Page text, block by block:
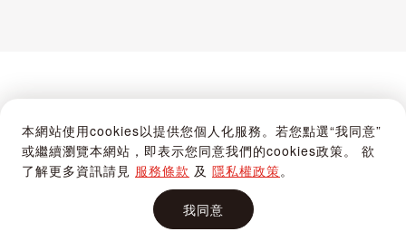
本網站使用cookies以提供您個人化服務。若您點選“我同意”
或繼續瀏覽本網站，即表示您同意我們的cookies政策。 欲
了解更多資訊請見 服務條款 及 隱私權政策。
我同意
購物車